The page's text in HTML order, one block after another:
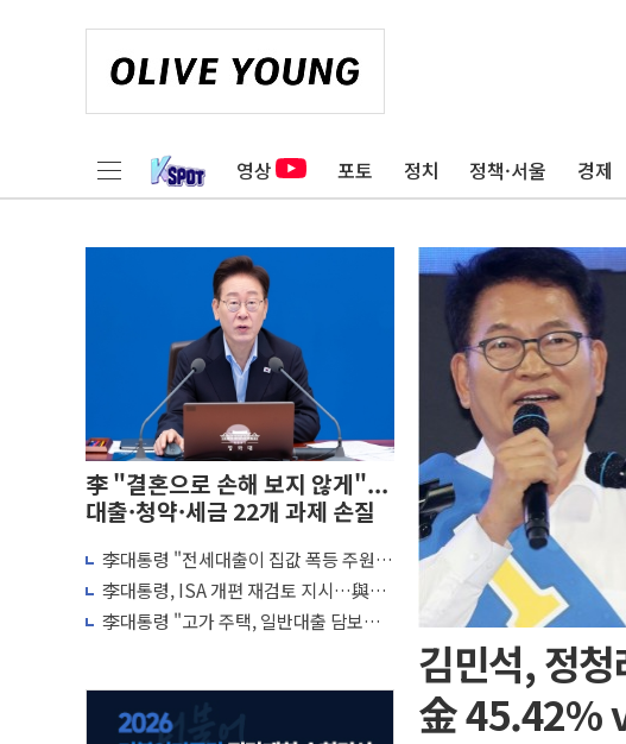
영상 포토 정치 정책·서울 경제
李 "결혼으로 손해 보지 않게"...
대출·청약·세금 22개 과제 손질
李대통령 "전세대출이 집값 폭등 주원
인…유주택자 제한·규제 강화 검토"
李대통령, ISA 개편 재검토 지시…與
"적극 환영"·野 "졸속 국정"
李대통령 "고가 주택, 일반대출 담보가
김민석, 정
金 45.42%